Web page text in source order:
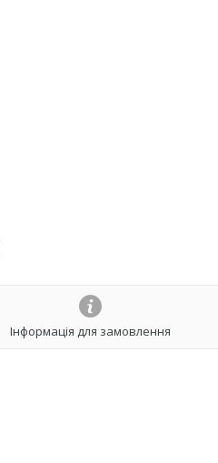
Інформація для замовлення